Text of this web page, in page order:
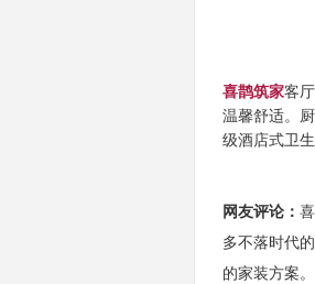
喜鹊筑家客
温馨舒适。
级酒店式卫
网友评论：
多不落时代
的家装方案。